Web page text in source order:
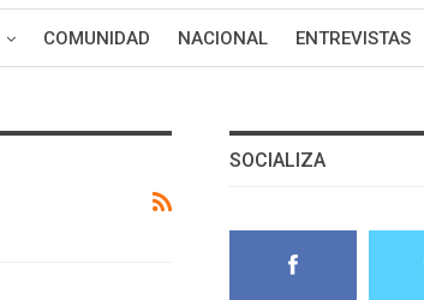
COMUNIDAD NACIONAL ENTREVISTAS
SOCIALIZA